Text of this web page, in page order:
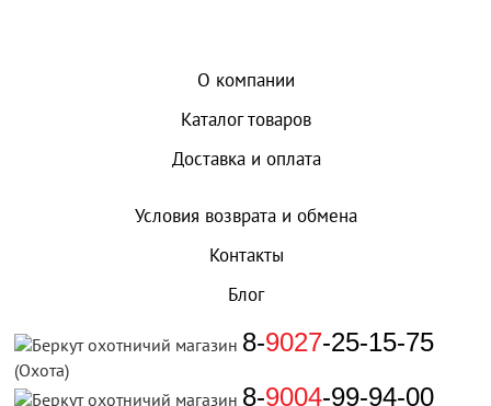
О компании
Каталог товаров
Доставка и оплата
Условия возврата и обмена
Контакты
Блог
8-9027-25-15-75
(Охота)
8-9004-99-94-00